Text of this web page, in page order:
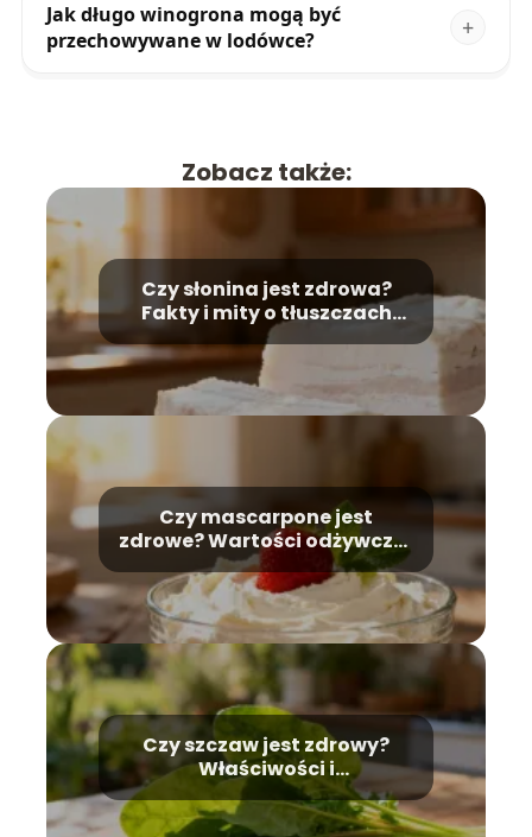
Jak długo winogrona mogą być
przechowywane w lodówce?
Zobacz także:
Czy słonina jest zdrowa?
Fakty i mity o tłuszczach
zwierzęcych
Czy mascarpone jest
zdrowe? Wartości odżywcze i
zastosowanie
Czy szczaw jest zdrowy?
Właściwości i
przeciwwskazania